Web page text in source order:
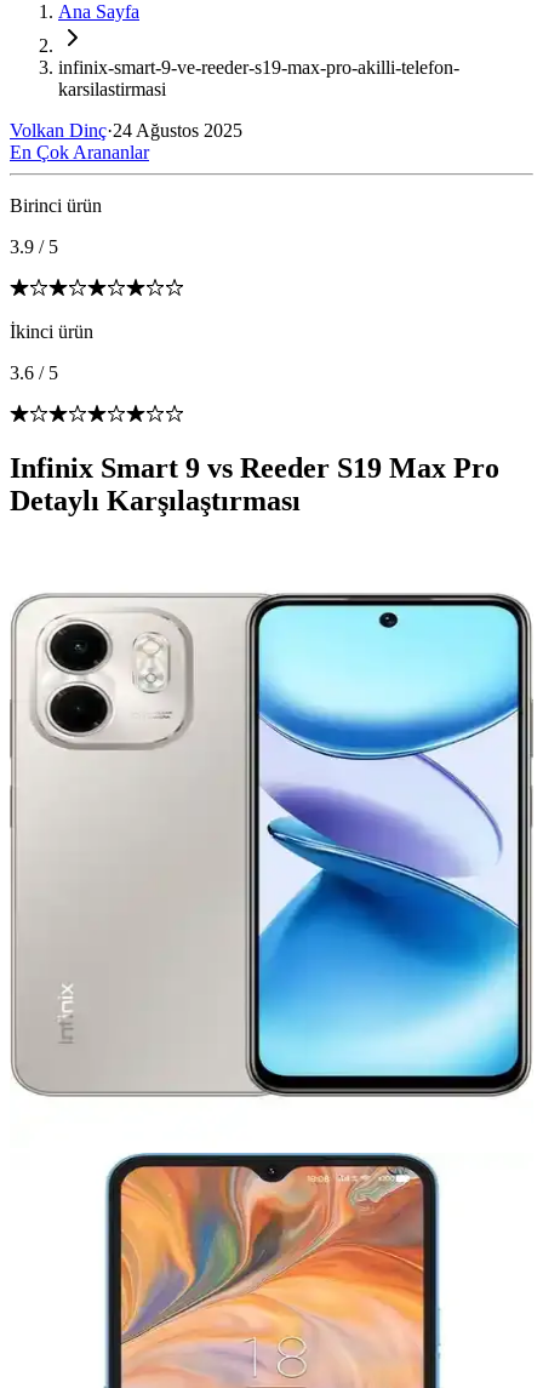
Ana Sayfa
infinix-smart-9-ve-reeder-s19-max-pro-akilli-telefon-
karsilastirmasi
Volkan Dinç·24 Ağustos 2025
En Çok Arananlar
Birinci ürün
3.9 / 5
İkinci ürün
3.6 / 5
Infinix Smart 9 vs Reeder S19 Max Pro
Detaylı Karşılaştırması